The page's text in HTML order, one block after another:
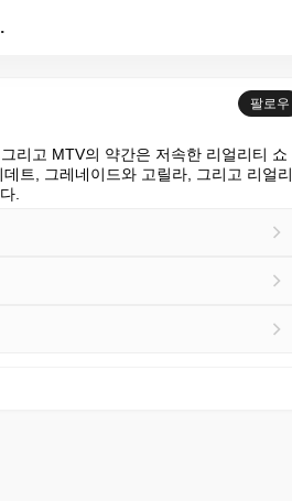
에 숨겨...
팔로우
리고 MTV의 약간은 저속한 리얼리티 쇼
트, 그레네이드와 고릴라, 그리고 리얼리
.